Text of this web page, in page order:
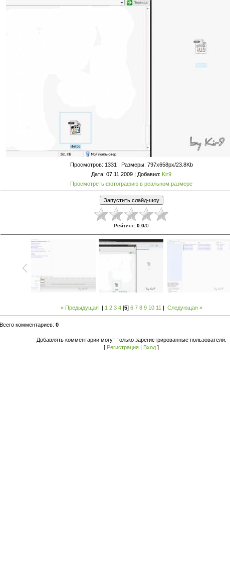
Просмотров: 1331 | Размеры: 797x658px/23.8Kb
Дата: 07.11.2009 | Добавил: Kir9
Просмотреть фотографию в реальном размере
Рейтинг: 0.0/0
« Предыдущая| 1 2 3 4[5] 6 7 8 9 10 11 Следующая »
Всего комментариев: 0
Добавлять комментарии могут только зарегистрированные пользователи.
[ Регистрация Вход]